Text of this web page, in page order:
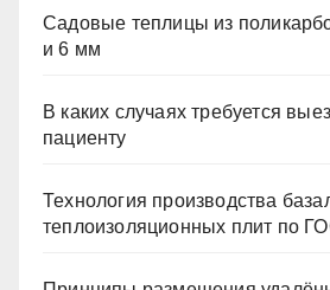
Садовые теплицы из
и 6 мм
В каких случаях требуется
пациенту
Технология производства
теплоизоляционных плит по